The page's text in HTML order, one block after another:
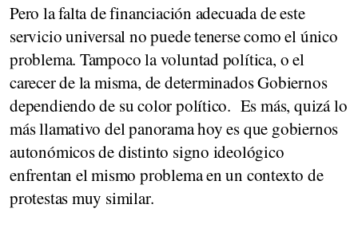
Pero la falta de financiación adecuada de este
servicio universal no puede tenerse como el único
problema. Tampoco la voluntad política, o el
carecer de la misma, de determinados Gobiernos
dependiendo de su color político. Es más, quizá lo
más llamativo del panorama hoy es que gobiernos
autonómicos de distinto signo ideológico
enfrentan el mismo problema en un contexto de
protestas muy similar.